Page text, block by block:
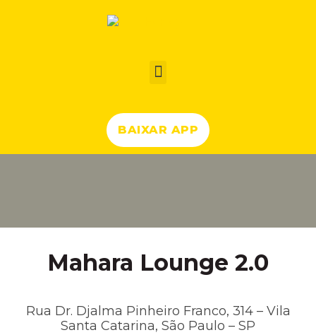
BAIXAR APP
Mahara Lounge 2.0
Rua Dr. Djalma Pinheiro Franco, 314 – Vila
Santa Catarina, São Paulo – SP